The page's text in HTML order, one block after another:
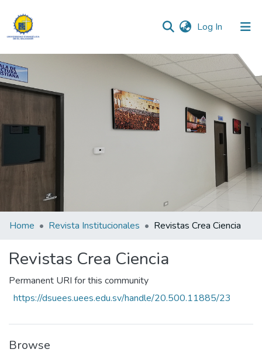
Log In (current)
Communities & Collections
All of DSpace
Home Revista Institucionales Revistas Crea Ciencia
Revistas Crea Ciencia
Permanent URI for this community
https://dsuees.uees.edu.sv/handle/20.500.11885/23
Browse